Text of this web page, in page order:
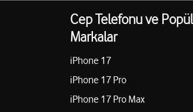
Cep Telefonu ve
Markalar
iPhone 17
iPhone 17 Pro
iPhone 17 Pro Max